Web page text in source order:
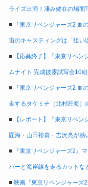
ライズ出演！凄み健在の場面
■ 『東京リベンジャーズ2 血
宙のキャスティングは「狙い
■ 【応募終了】『東京リベ
ムナイト 完成披露試写会10
■ 『東京リベンジャーズ2 血
走するタケミチ（北村匠海）
■ 【レポート】『東京リベン
匠海・山田裕貴・吉沢亮が熱
■ 『東京リベンジャーズ2』
バーと海岸線を走るカットな
■ 映画『東京リベンジャーズ